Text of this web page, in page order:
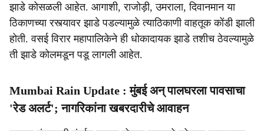
झाडे कोसळली आहेत. आगाशी, राजोड़ी, उमराला, दिवानमान या
ठिकाणच्या रस्त्यावर झाडे पडल्यामुळे त्याठिकाणी वाहतूक कोंडी झाली
होती. वसई विरार महापालिकेने ही धोकादायक झाडे तशीच ठेवल्यामुळे
ती झाडे कोलमडून पडू लागली आहेत.
Mumbai Rain Update : मुंबई अन् पालघरला पावसाचा
'रेड अलर्ट'; नागरिकांना खबरदारीचे आवाहन